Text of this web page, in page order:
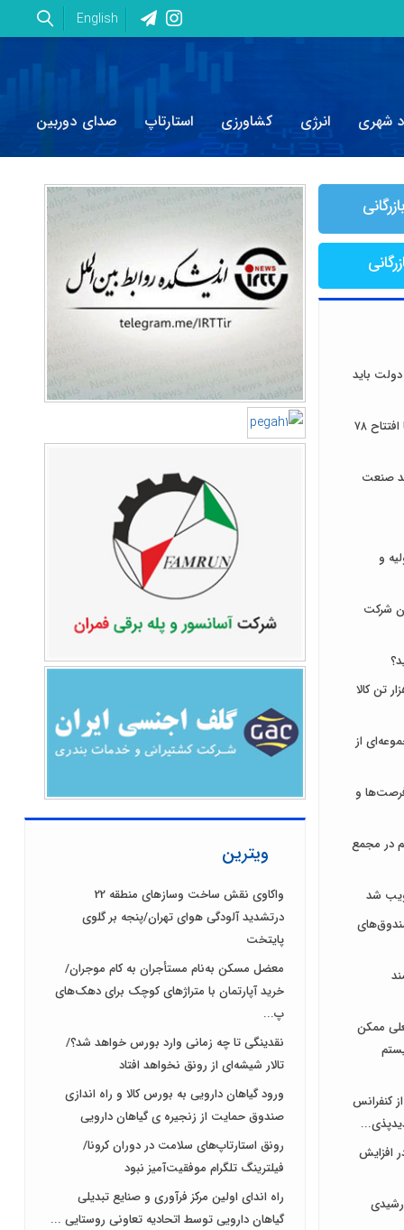
English
شهری انرژی کشاورزی استارتاپ صدای دوربین
باید
توسعه زیرساخت‌های ارتباطی ایلام با افتتاح ۷۸
صنعت
و
شرکت
ایران میزبان عرضه ۹۳۱ هزار تن کالا
از
و
سهم در مجمع
ممکن
کنفرانس
افزایش
ویترین
واکاوی نقش ساخت وسازهای منطقه 22
درتشدید آلودگی هوای تهران/پنجه بر گلوی
پایتخت
معضل مسکن به‌نام مستأجران به کام موجران/
خرید آپارتمان با متراژهای کوچک برای دهک‌های
پ...
نقدینگی تا چه زمانی وارد بورس خواهد شد؟/
تالار شیشه‌ای از رونق نخواهد افتاد
ورود گیاهان دارویی به بورس کالا و راه اندازی
صندوق حمایت از زنجیره ی گیاهان دارویی
رونق استارتاپ‌های سلامت در دوران کرونا/
فیلترینگ تلگرام موفقیت‌آمیز نبود
راه اندای اولین مرکز فرآوری و صنایع تبدیلی
گیاهان دارویی توسط اتحادیه تعاونی روستایی ...